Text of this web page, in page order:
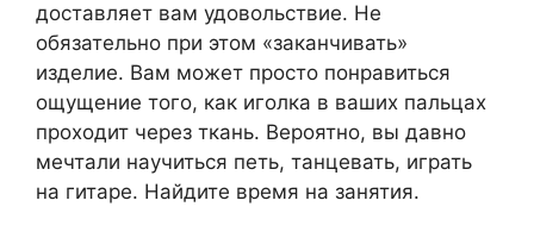
доставляет вам удовольствие. Не
обязательно при этом «заканчивать»
изделие. Вам может просто понравиться
ощущение того, как иголка в ваших пальцах
проходит через ткань. Вероятно, вы давно
мечтали научиться петь, танцевать, играть
на гитаре. Найдите время на занятия.